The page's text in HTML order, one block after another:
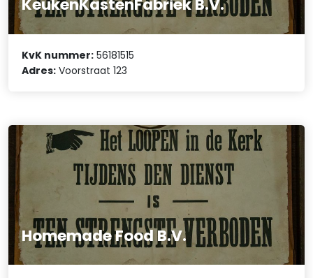
KeukenKastenFabriek B.V.
KvK nummer: 56181515
Adres: Voorstraat 123
Homemade Food B.V.